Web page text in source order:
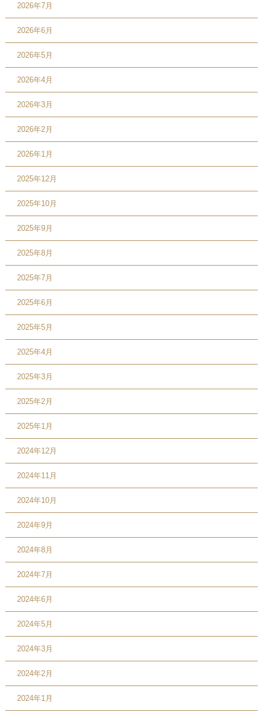
2026年7月
2026年6月
2026年5月
2026年4月
2026年3月
2026年2月
2026年1月
2025年12月
2025年10月
2025年9月
2025年8月
2025年7月
2025年6月
2025年5月
2025年4月
2025年3月
2025年2月
2025年1月
2024年12月
2024年11月
2024年10月
2024年9月
2024年8月
2024年7月
2024年6月
2024年5月
2024年3月
2024年2月
2024年1月